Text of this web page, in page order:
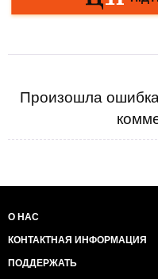
Произошла
О НАС
КОНТАКТНАЯ ИНФОРМАЦИЯ
ПОДДЕРЖАТЬ